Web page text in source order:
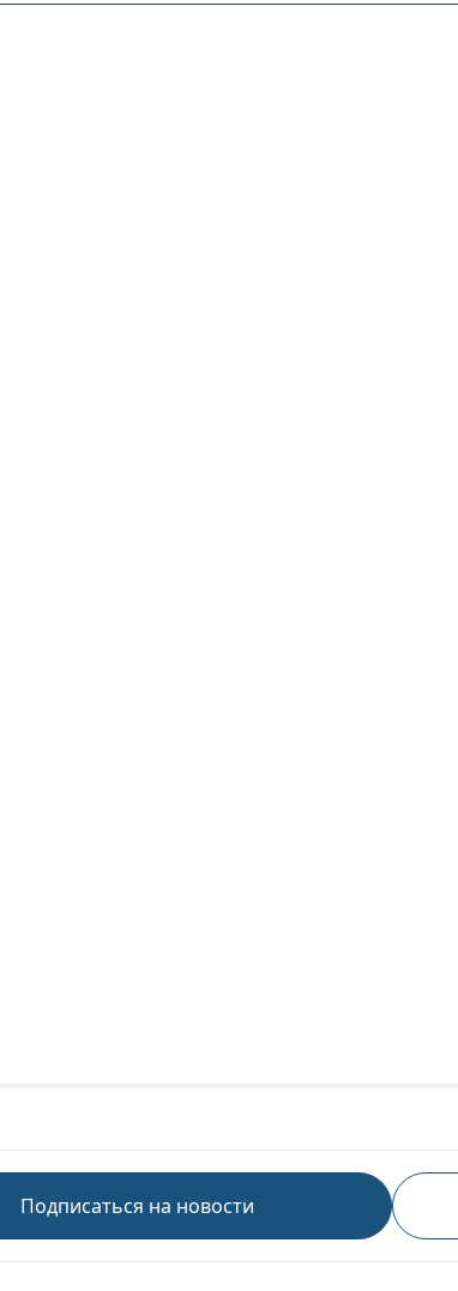
Подписаться на новости